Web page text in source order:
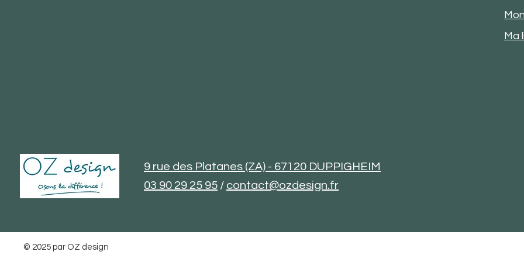
Ma
9 rue des Platanes (ZA) - 67120 DUPPIGHEIM
03 90 29 25 95 / contact@ozdesign.fr
© 2025 par OZ design